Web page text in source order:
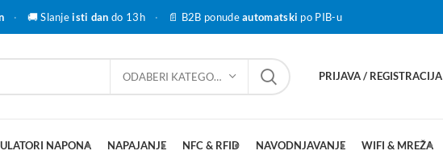
· 🚚 Slanjeisti dan do 13h · 📄 B2B ponudeautomatski po PIB-u
ODABERI KATEGORIJU PRIJAVA / REGISTRACIJA
NAPONA NAPAJANJE NFC & RFID NAVODNJAVANJE WIFI & MREŽA